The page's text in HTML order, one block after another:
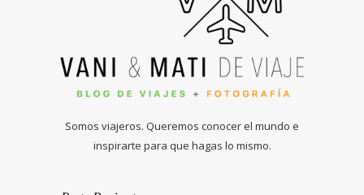
Somos viajeros. Queremos conocer el mundo e
inspirarte para que hagas lo mismo.